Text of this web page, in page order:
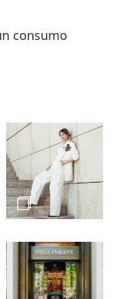
consumo